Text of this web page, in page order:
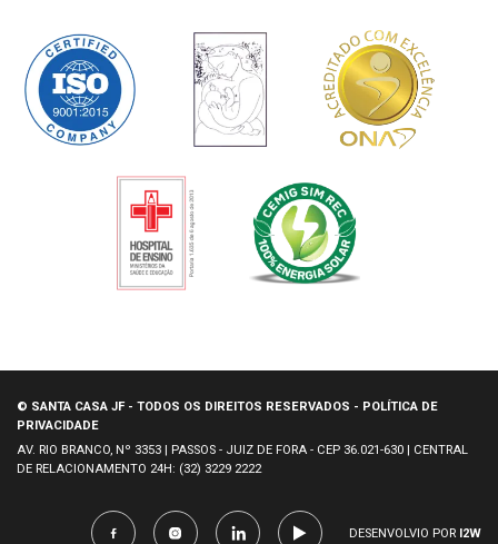
© SANTA CASA JF - TODOS OS DIREITOS RESERVADOS - POLÍTICA DE
PRIVACIDADE
AV. RIO BRANCO, Nº 3353 | PASSOS - JUIZ DE FORA - CEP 36.021-630 | CENTRAL
DE RELACIONAMENTO 24H: (32) 3229 2222
DESENVOLVIO POR I2W